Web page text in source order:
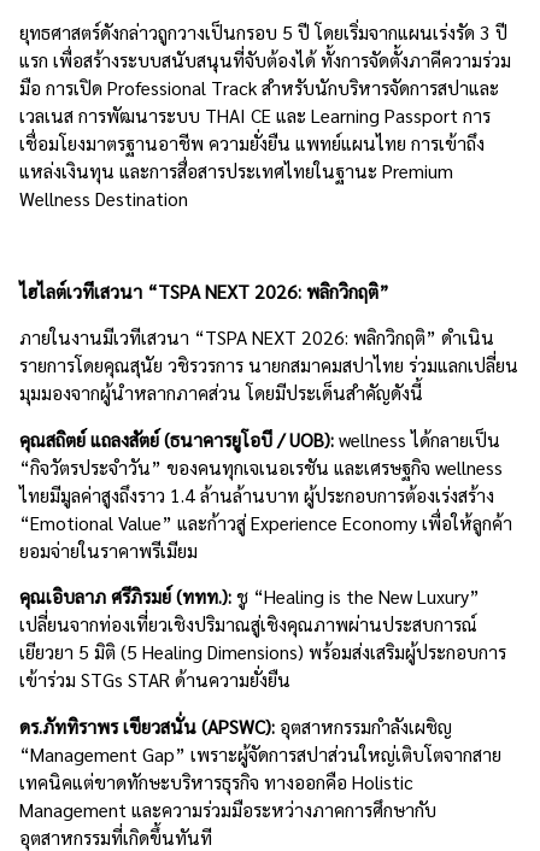
ยุทธศาสตร์ดังกล่าวถูกวางเป็นกรอบ 5 ปี โดยเริ่มจากแผนเร่งรัด 3 ปี
แรก เพื่อสร้างระบบสนับสนุนที่จับต้องได้ ทั้งการจัดตั้งภาคีความร่วม
มือ การเปิด Professional Track สำหรับนักบริหารจัดการสปาและ
เวลเนส การพัฒนาระบบ THAI CE และ Learning Passport การ
เชื่อมโยงมาตรฐานอาชีพ ความยั่งยืน แพทย์แผนไทย การเข้าถึง
แหล่งเงินทุน และการสื่อสารประเทศไทยในฐานะ Premium
Wellness Destination
ไฮไลต์เวทีเสวนา “TSPA NEXT 2026: พลิกวิกฤติ”
ภายในงานมีเวทีเสวนา “TSPA NEXT 2026: พลิกวิกฤติ” ดำเนิน
รายการโดยคุณสุนัย วชิรวรการ นายกสมาคมสปาไทย ร่วมแลกเปลี่ยน
มุมมองจากผู้นำหลากภาคส่วน โดยมีประเด็นสำคัญดังนี้
คุณสถิตย์ แถลงสัตย์ (ธนาคารยูโอบี / UOB):wellness ได้กลายเป็น
“กิจวัตรประจำวัน” ของคนทุกเจเนอเรชัน และเศรษฐกิจ wellness
ไทยมีมูลค่าสูงถึงราว 1.4 ล้านล้านบาท ผู้ประกอบการต้องเร่งสร้าง
“Emotional Value” และก้าวสู่ Experience Economy เพื่อให้ลูกค้า
ยอมจ่ายในราคาพรีเมียม
คุณเอิบลาภ ศรีภิรมย์ (ททท.):ชู “Healing is the New Luxury”
เปลี่ยนจากท่องเที่ยวเชิงปริมาณสู่เชิงคุณภาพผ่านประสบการณ์
เยียวยา 5 มิติ (5 Healing Dimensions) พร้อมส่งเสริมผู้ประกอบการ
เข้าร่วม STGs STAR ด้านความยั่งยืน
ดร.ภัททิราพร เขียวสนั่น (APSWC): อุตสาหกรรมกำลังเผชิญ
“Management Gap” เพราะผู้จัดการสปาส่วนใหญ่เติบโตจากสาย
เทคนิคแต่ขาดทักษะบริหารธุรกิจ ทางออกคือ Holistic
Management และความร่วมมือระหว่างภาคการศึกษากับ
อุตสาหกรรมที่เกิดขึ้นทันที